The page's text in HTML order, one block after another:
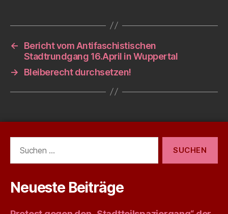
←
Bericht vom Antifaschistischen
Stadtrundgang 16.April in Wuppertal
→
Bleiberecht durchsetzen!
nach:
Neueste Beiträge